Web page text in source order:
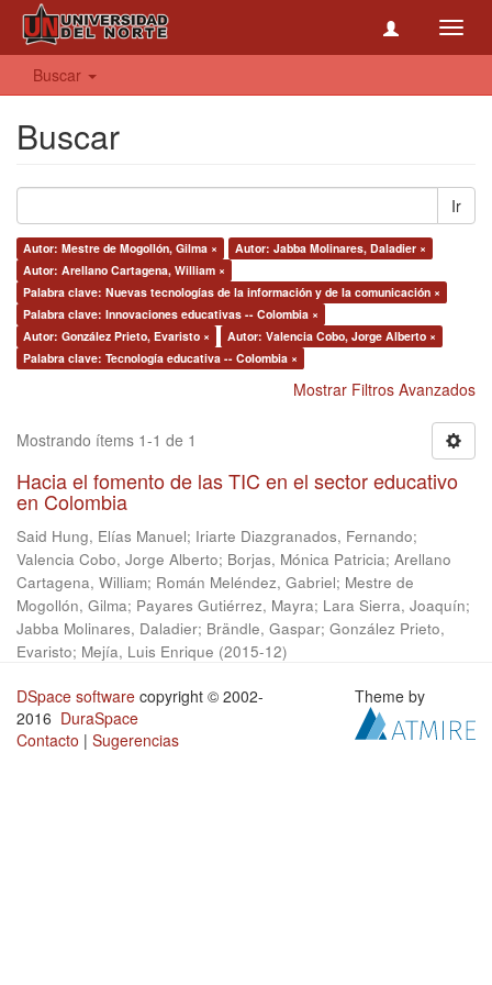
Buscar
Buscar
Ir
Autor: Mestre de Mogollón, Gilma ×
Autor: Jabba Molinares, Daladier ×
Autor: Arellano Cartagena, William ×
Palabra clave: Nuevas tecnologías de la información y de la comunicación ×
Palabra clave: Innovaciones educativas -- Colombia ×
Autor: González Prieto, Evaristo ×
Autor: Valencia Cobo, Jorge Alberto ×
Palabra clave: Tecnología educativa -- Colombia ×
Mostrar Filtros Avanzados
Mostrando ítems 1-1 de 1
Hacia el fomento de las TIC en el sector educativo
en Colombia
Said Hung, Elías Manuel; Iriarte Diazgranados, Fernando;
Valencia Cobo, Jorge Alberto; Borjas, Mónica Patricia; Arellano
Cartagena, William; Román Meléndez, Gabriel; Mestre de
Mogollón, Gilma; Payares Gutiérrez, Mayra; Lara Sierra, Joaquín;
Jabba Molinares, Daladier; Brändle, Gaspar; González Prieto,
Evaristo; Mejía, Luis Enrique (2015-12)
DSpace software copyright © 2002-
2016 DuraSpace
Contacto | Sugerencias
Theme by